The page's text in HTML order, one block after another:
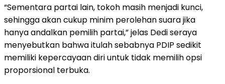
“Sementara partai lain, tokoh masih menjadi kunci,
sehingga akan cukup minim perolehan suara jika
hanya andalkan pemilih partai,” jelas Dedi seraya
menyebutkan bahwa itulah sebabnya PDIP sedikit
memiliki kepercayaan diri untuk tidak memilih opsi
proporsional terbuka.